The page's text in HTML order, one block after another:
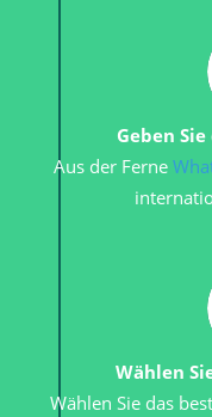
Geben
Aus der Ferne
Wählen
Wählen Sie das